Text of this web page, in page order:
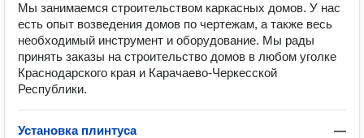
Мы занимаемся строительством каркасных домов. У нас
есть опыт возведения домов по чертежам, а также весь
необходимый инструмент и оборудование. Мы рады
принять заказы на строительство домов в любом уголке
Краснодарского края и Карачаево-Черкесской
Республики.
Установка плинтуса —